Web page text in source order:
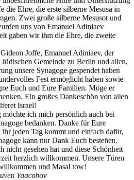
die Ehre, die erste silberne Mesusa in
Zwei große silberne Mesusot und
uns von Emanuel Adiniaev
gaben wir ihm die Ehre, die zweite
Joffe, Emanuel Adiniaev, der
Gemeinde zu Berlin und allen,
unsere Synagoge gespendet haben
Fest ermöglicht haben sowie
Euch und Eure Familien. Möge er
Ein großes Dankeschön von allen
Israel!
möchte ich mich persönlich auch bei
bedanken. Danke für Eure
jeden Tag kommt und einfach dafür,
kann nur Dank Euch bestehen.
nicht gesehen hat und diese Schönheit
herzlich willkommen. Unsere Türen
und Masal tow!
Yaacobov